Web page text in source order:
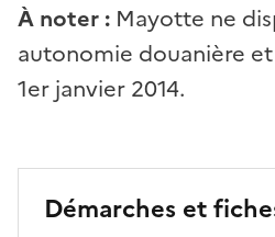
À noter : Mayotte ne
autonomie douanière
1er janvier 2014.
Démarches et